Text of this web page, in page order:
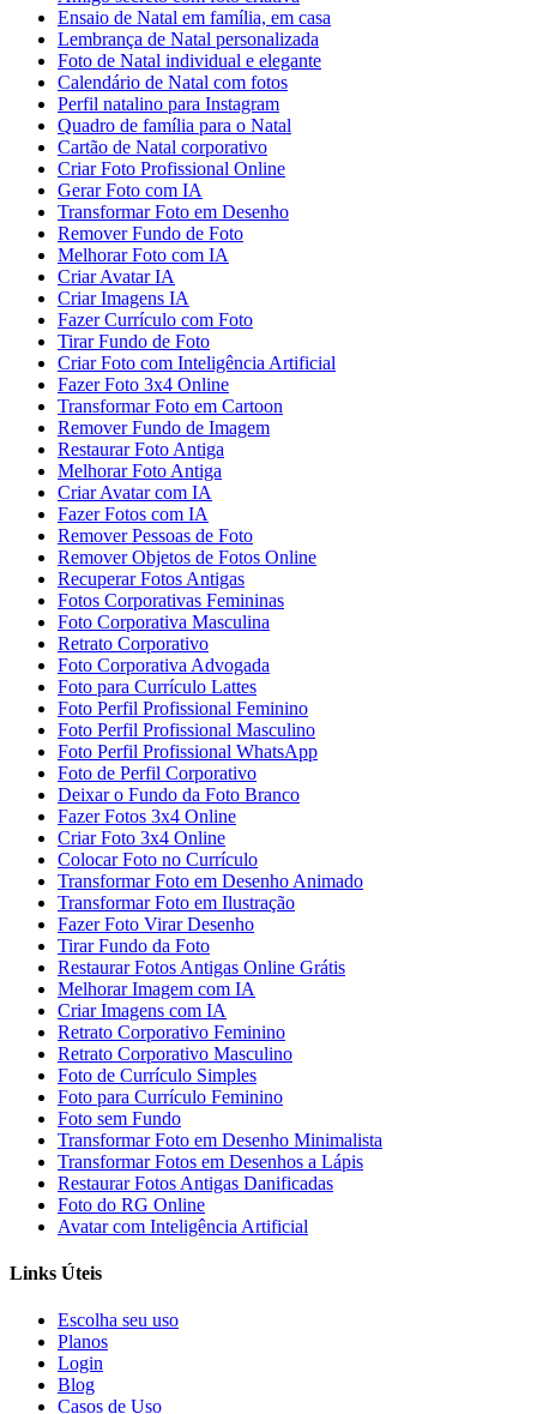
Ensaio de Natal em família, em casa
Lembrança de Natal personalizada
Foto de Natal individual e elegante
Calendário de Natal com fotos
Perfil natalino para Instagram
Quadro de família para o Natal
Cartão de Natal corporativo
Criar Foto Profissional Online
Gerar Foto com IA
Transformar Foto em Desenho
Remover Fundo de Foto
Melhorar Foto com IA
Criar Avatar IA
Criar Imagens IA
Fazer Currículo com Foto
Tirar Fundo de Foto
Criar Foto com Inteligência Artificial
Fazer Foto 3x4 Online
Transformar Foto em Cartoon
Remover Fundo de Imagem
Restaurar Foto Antiga
Melhorar Foto Antiga
Criar Avatar com IA
Fazer Fotos com IA
Remover Pessoas de Foto
Remover Objetos de Fotos Online
Recuperar Fotos Antigas
Fotos Corporativas Femininas
Foto Corporativa Masculina
Retrato Corporativo
Foto Corporativa Advogada
Foto para Currículo Lattes
Foto Perfil Profissional Feminino
Foto Perfil Profissional Masculino
Foto Perfil Profissional WhatsApp
Foto de Perfil Corporativo
Deixar o Fundo da Foto Branco
Fazer Fotos 3x4 Online
Criar Foto 3x4 Online
Colocar Foto no Currículo
Transformar Foto em Desenho Animado
Transformar Foto em Ilustração
Fazer Foto Virar Desenho
Tirar Fundo da Foto
Restaurar Fotos Antigas Online Grátis
Melhorar Imagem com IA
Criar Imagens com IA
Retrato Corporativo Feminino
Retrato Corporativo Masculino
Foto de Currículo Simples
Foto para Currículo Feminino
Foto sem Fundo
Transformar Foto em Desenho Minimalista
Transformar Fotos em Desenhos a Lápis
Restaurar Fotos Antigas Danificadas
Foto do RG Online
Avatar com Inteligência Artificial
Links Úteis
Escolha seu uso
Planos
Login
Blog
Casos de Uso